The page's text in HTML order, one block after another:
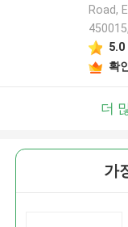
Road,
5.0
확
더
가